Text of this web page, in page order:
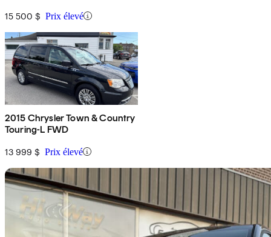
15 500 $ Prix élevé
2015 Chrysler Town & Country
Touring-L FWD
13 999 $ Prix élevé